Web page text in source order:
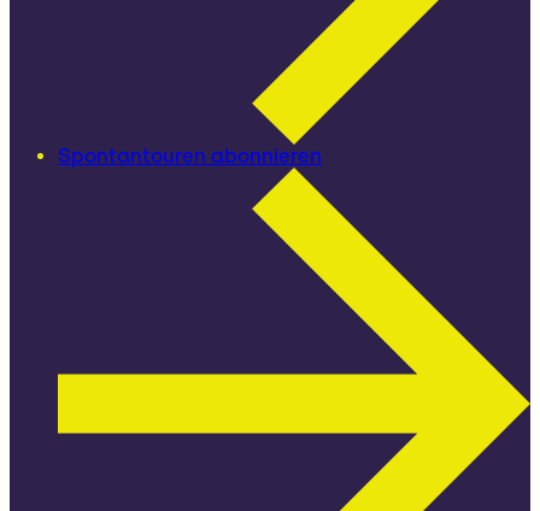
Spontantouren abonnieren